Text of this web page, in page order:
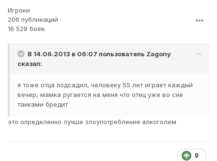
Игроки
206 публикаций
16 528 боёв
В 14.06.2013 в 06:07 пользователь Zagony
сказал:
я тоже отца подсадил, человеку 55 лет играет каждый
вечер, мамка ругается на меня что отец уже во сне
танками бредит
это определенно лучше злоупотребления алкоголем
9